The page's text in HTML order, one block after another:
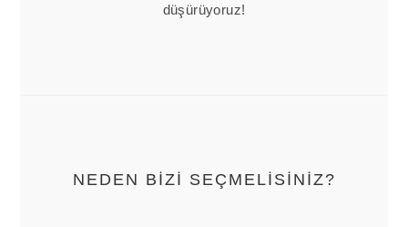
düşürüyoruz!
NEDEN BİZİ SEÇMELİSİNİZ?